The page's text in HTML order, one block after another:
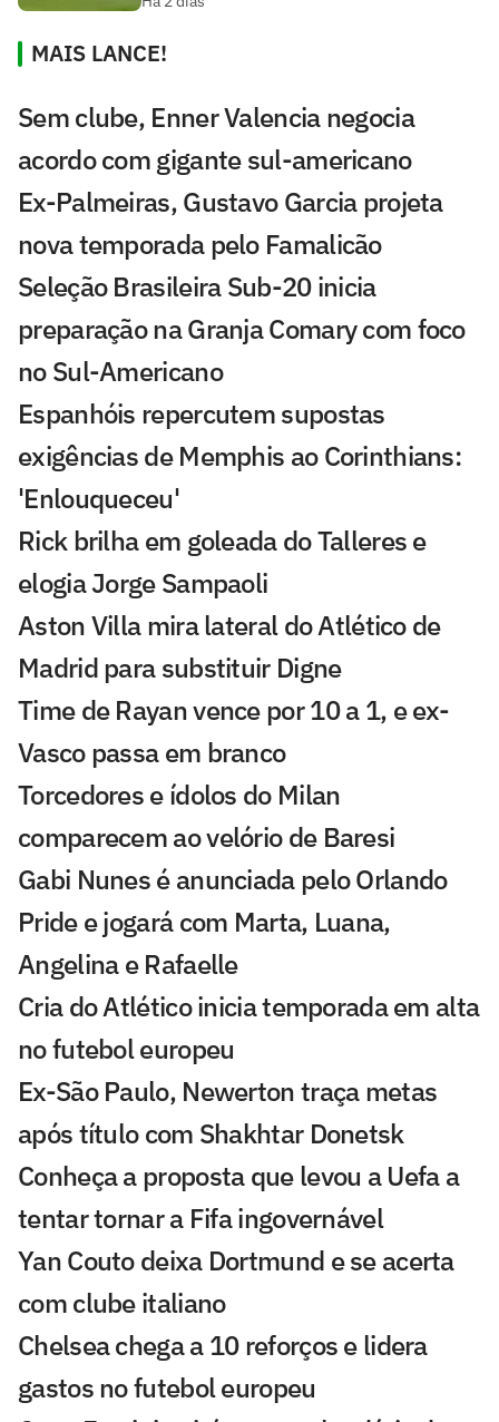
MAIS LANCE!
Sem clube, Enner Valencia negocia
acordo com gigante sul-americano
Ex-Palmeiras, Gustavo Garcia projeta
nova temporada pelo Famalicão
Seleção Brasileira Sub-20 inicia
preparação na Granja Comary com foco
no Sul-Americano
Espanhóis repercutem supostas
exigências de Memphis ao Corinthians:
'Enlouqueceu'
Rick brilha em goleada do Talleres e
elogia Jorge Sampaoli
Aston Villa mira lateral do Atlético de
Madrid para substituir Digne
Time de Rayan vence por 10 a 1, e ex-
Vasco passa em branco
Torcedores e ídolos do Milan
comparecem ao velório de Baresi
Gabi Nunes é anunciada pelo Orlando
Pride e jogará com Marta, Luana,
Angelina e Rafaelle
Cria do Atlético inicia temporada em alta
no futebol europeu
Ex-São Paulo, Newerton traça metas
após título com Shakhtar Donetsk
Conheça a proposta que levou a Uefa a
tentar tornar a Fifa ingovernável
Yan Couto deixa Dortmund e se acerta
com clube italiano
Chelsea chega a 10 reforços e lidera
gastos no futebol europeu